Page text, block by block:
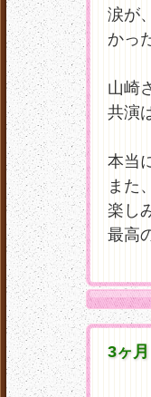
涙が
かっ
山崎
共演
本当
また
楽し
最高
3ヶ月